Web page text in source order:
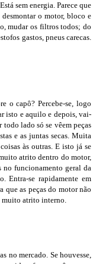
sem energia. Parece que
o motor, bloco e
mudar os filtros todos; do
gastos, pneus carecas.
o capô? Percebe-se, logo
isto e aquilo e depois, vai-
todo lado só se vêem peças
e as juntas secas. Muita
às outras. E isto já se
atrito dentro do motor,
no funcionamento geral da
Entra-se rapidamente em
que as peças do motor não
muito atrito interno.
no mercado. Se houvesse,